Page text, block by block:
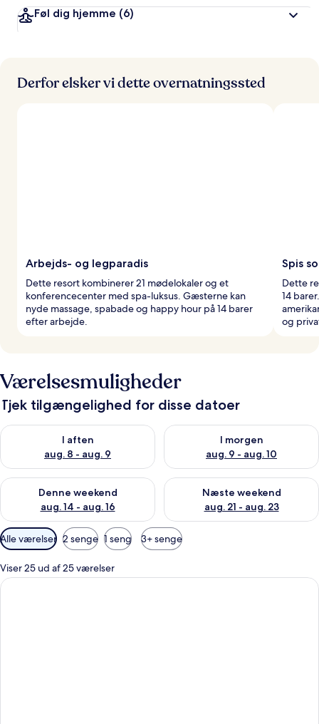
Føl dig hjemme (6)
Derfor elsker vi dette overnatningssted
Arbejds- og legparadis
Dette resort kombinerer 21 mødelokaler og et
konferencecenter med spa-luksus. Gæsterne kan
nyde massage, spabade og happy hour på 14 barer
efter arbejde.
Spis
Dette
14
og
Værelsesmuligheder
Tjek tilgængelighed for disse datoer
I aften
aug. 8 - aug. 9
Tjek tilgængelighed for i aften aug. 8 - aug. 9
I morgen
aug. 9 - aug. 10
Tjek tilgængelighed for i
Denne weekend
aug. 14 - aug. 16
Tjek tilgængelighed for denne weekend aug. 14 - aug. 16
Næste weekend
aug. 21 - aug. 23
Tjek tilgængelighed for næste
Tilgængelige
filtre
for
værelser
Alle værelser 2 senge 1 seng 3+ senge
Viser 25 ud af 25 værelser